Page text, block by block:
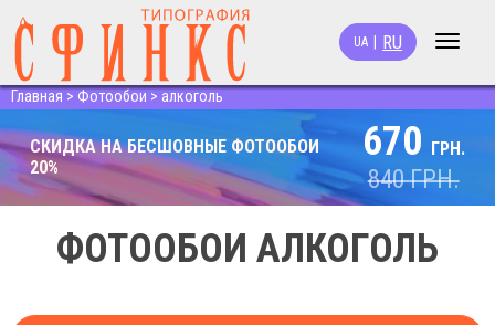
Toggle
UA RU
Главная > Фотообои > алкоголь
СКИДКА НА БЕСШОВНЫЕ ФОТООБОИ
20%
670 ГРН.
840ГРН.
ФОТООБОИ АЛКОГОЛЬ